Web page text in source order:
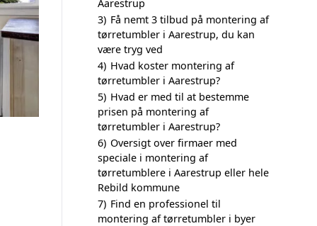
Aarestrup
3) Få nemt 3 tilbud på montering af
tørretumbler i Aarestrup, du kan
være tryg ved
4) Hvad koster montering af
tørretumbler i Aarestrup?
5) Hvad er med til at bestemme
prisen på montering af
tørretumbler i Aarestrup?
6) Oversigt over firmaer med
speciale i montering af
tørretumblere i Aarestrup eller hele
Rebild kommune
7) Find en professionel til
montering af tørretumbler i byer